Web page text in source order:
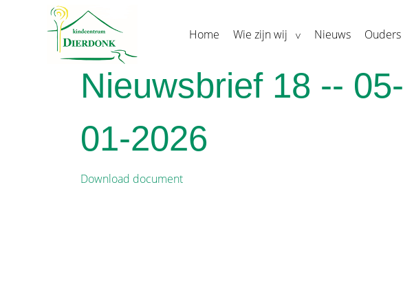
Home Wie zijn wij Nieuws Ouders
Nieuwsbrief 18 -- 05-
01-2026
Download document